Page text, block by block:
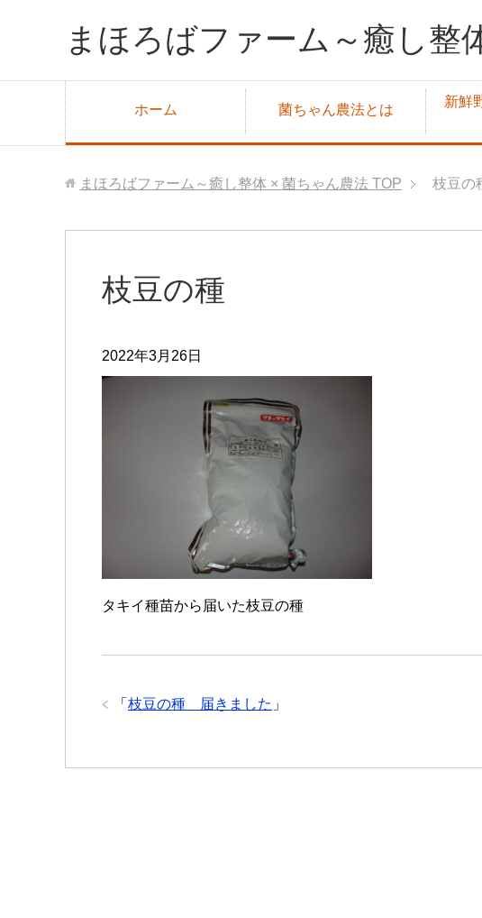
まほろばファーム～癒し整
ホーム 菌ちゃん農法とは
新鮮
まほろばファーム～癒し整体 × 菌ちゃん農法 TOP 枝豆の
枝豆の種
2022年3月26日
タキイ種苗から届いた枝豆の種
「 枝豆の種 届きました 」